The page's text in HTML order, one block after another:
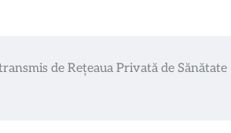
de Rețeaua Privată de Sănătate